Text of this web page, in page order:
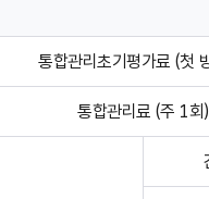
통합관리초기평가료 (첫
통합관리료 (주 1회)